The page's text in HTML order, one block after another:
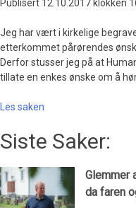
Publisert 12.10.2017 klokken
Jeg har vært i kirkelige
etterkommet pårørendes
Derfor stusser jeg på at
tillate en enkes ønske om å
Les saken
Siste Saker:
Glemmer
da faren